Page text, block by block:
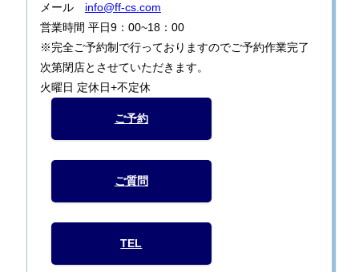
メール info@ff-cs.com
営業時間 平日9：00~18：00
※完全ご予約制で行っておりますのでご予約作業完了
次第閉店とさせていただきます。
火曜日 定休日+不定休
ご予約
ご質問
TEL